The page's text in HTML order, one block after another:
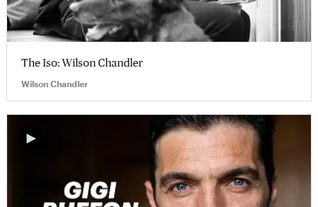
The Iso: Wilson Chandler
Wilson Chandler